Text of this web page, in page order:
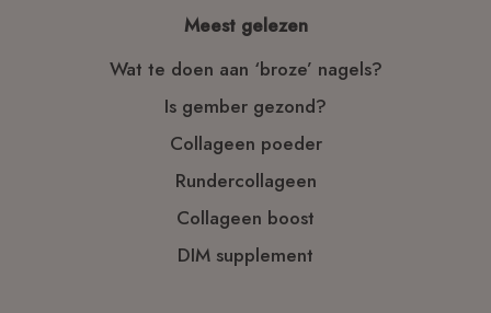
Meest gelezen
Wat te doen aan ‘broze’ nagels?
Is gember gezond?
Collageen poeder
Rundercollageen
Collageen boost
DIM supplement